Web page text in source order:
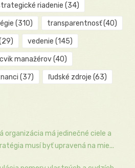
riadenie (34)
(310) transparentnosť(40)
vedenie (145)
manažérov(40)
(37) ľudské zdroje (63)
organizácia má jedinečné ciele a
musí byť upravená na mie...